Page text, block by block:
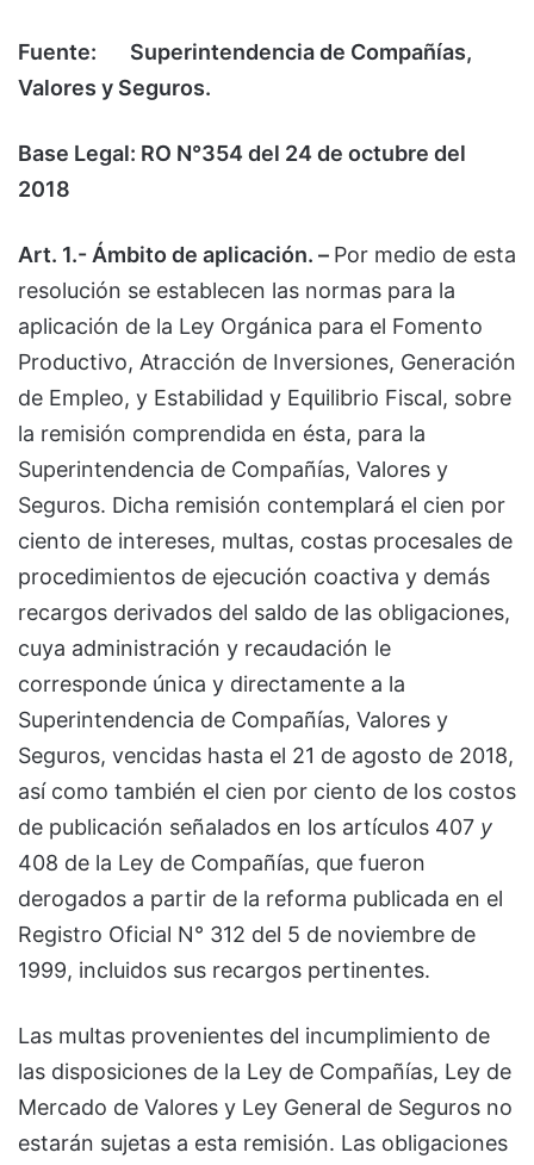
Fuente: Superintendencia de Compañías,
Valores y Seguros.
Base Legal: RO N°354 del 24 de octubre del
2018
Art. 1.- Ámbito de aplicación. – Por medio de esta
resolución se establecen las normas para la
aplicación de la Ley Orgánica para el Fomento
Productivo, Atracción de Inversiones, Generación
de Empleo, y Estabilidad y Equilibrio Fiscal, sobre
la remisión comprendida en ésta, para la
Superintendencia de Compañías, Valores y
Seguros. Dicha remisión contemplará el cien por
ciento de intereses, multas, costas procesales de
procedimientos de ejecución coactiva y demás
recargos derivados del saldo de las obligaciones,
cuya administración y recaudación le
corresponde única y directamente a la
Superintendencia de Compañías, Valores y
Seguros, vencidas hasta el 21 de agosto de 2018,
así como también el cien por ciento de los costos
de publicación señalados en los artículos 407 y
408 de la Ley de Compañías, que fueron
derogados a partir de la reforma publicada en el
Registro Oficial N° 312 del 5 de noviembre de
1999, incluidos sus recargos pertinentes.
Las multas provenientes del incumplimiento de
las disposiciones de la Ley de Compañías, Ley de
Mercado de Valores y Ley General de Seguros no
estarán sujetas a esta remisión. Las obligaciones